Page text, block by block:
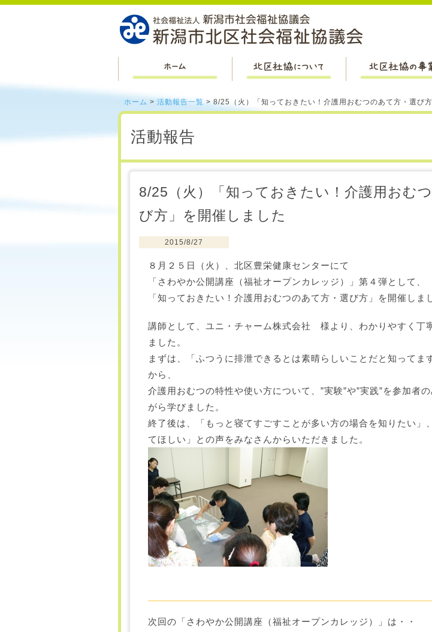
社会福祉
北区社協について
ホーム > 活動報告一覧 > 8/25（火）「知っておきたい！介護用おむつのあて方・選び
活動報告
8/25（火）「知っておきたい！介護用おむ
び方」を開催しました
2015/8/27
８月２５日（火）、北区豊栄健康センターにて
「さわやか公開講座（福祉オープンカレッジ）」第４弾として、
「知っておきたい！介護用おむつのあて方・選び方」を開催しま
講師として、ユニ・チャーム株式会社 様より、わかりやすく丁
ました。
まずは、「ふつうに排泄できるとは素晴らしいことだと知ってま
から、
介護用おむつの特性や使い方について、”実験”や”実践”を参加者
がら学びました。
終了後は、「もっと寝てすごすことが多い方の場合を知りたい」
てほしい」との声をみなさんからいただきました。
次回の「さわやか公開講座（福祉オープンカレッジ）」は・・